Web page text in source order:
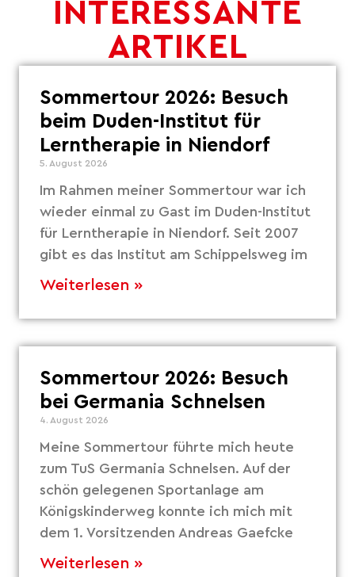
INTERESSANTE
ARTIKEL
Sommertour 2026: Besuch
beim Duden-Institut für
Lerntherapie in Niendorf
5. August 2026
Im Rahmen meiner Sommertour war ich
wieder einmal zu Gast im Duden-Institut
für Lerntherapie in Niendorf. Seit 2007
gibt es das Institut am Schippelsweg im
Weiterlesen »
Sommertour 2026: Besuch
bei Germania Schnelsen
4. August 2026
Meine Sommertour führte mich heute
zum TuS Germania Schnelsen. Auf der
schön gelegenen Sportanlage am
Königskinderweg konnte ich mich mit
dem 1. Vorsitzenden Andreas Gaefcke
Weiterlesen »